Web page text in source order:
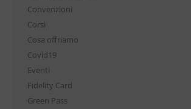
Convenzioni
Corsi
Cosa offriamo
Covid19
Eventi
Fidelity Card
Green Pass